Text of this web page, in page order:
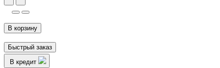
В корзину
Быстрый заказ
В кредит